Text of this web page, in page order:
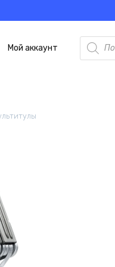
Мой аккаунт
Поиск
товаров